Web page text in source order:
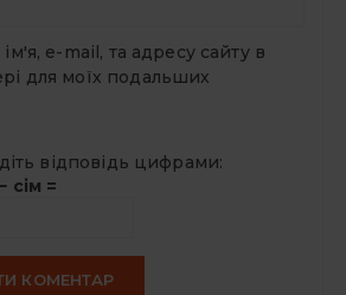
e-mail, та адресу сайту в
для моїх подальших
відповідь цифрами:
сім =